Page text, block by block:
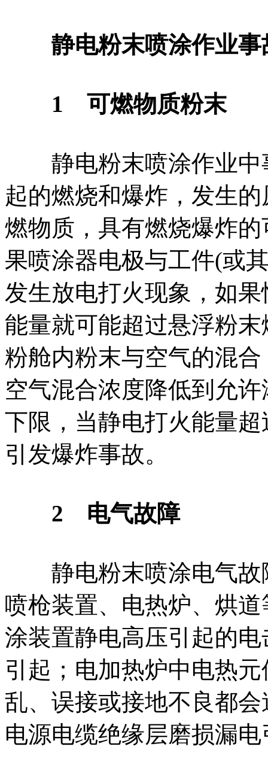
静电粉末喷涂作业事
1 可燃物质粉末
静电粉末喷涂作业中
起的燃烧和爆炸，发生
燃物质，具有燃烧爆炸
果喷涂器电极与工件(或
发生放电打火现象，如
能量就可能超过悬浮粉
粉舱内粉末与空气的混
空气混合浓度降低到允
下限，当静电打火能量
引发爆炸事故。
2 电气故障
静电粉末喷涂电气故
喷枪装置、电热炉、烘
涂装置静电高压引起的
引起；电加热炉中电热
乱、误接或接地不良都
电源电缆绝缘层磨损漏